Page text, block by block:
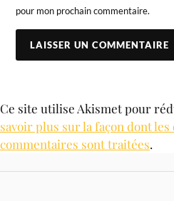
pour mon prochain commentaire.
Ce site utilise Akismet pour
savoir plus sur la façon dont les
commentaires sont traitées.